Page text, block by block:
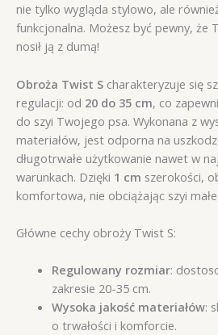
nie tylko wygląda stylowo, ale
funkcjonalna. Możesz być pewny, że
nosił ją z dumą!
Obroża Twist S charakteryzuje się
regulacji: od 20 do 35 cm, co
do szyi Twojego psa. Wykonana z
materiałów, jest odporna na
długotrwałe użytkowanie nawet w
warunkach. Dzięki 1 cm szerokości,
komfortowa, nie obciążając szyi
Główne cechy obroży Twist S:
Regulowany rozmiar:
zakresie 20-35 cm.
Wysoka jakość materiałów:
o trwałości i komforcie.